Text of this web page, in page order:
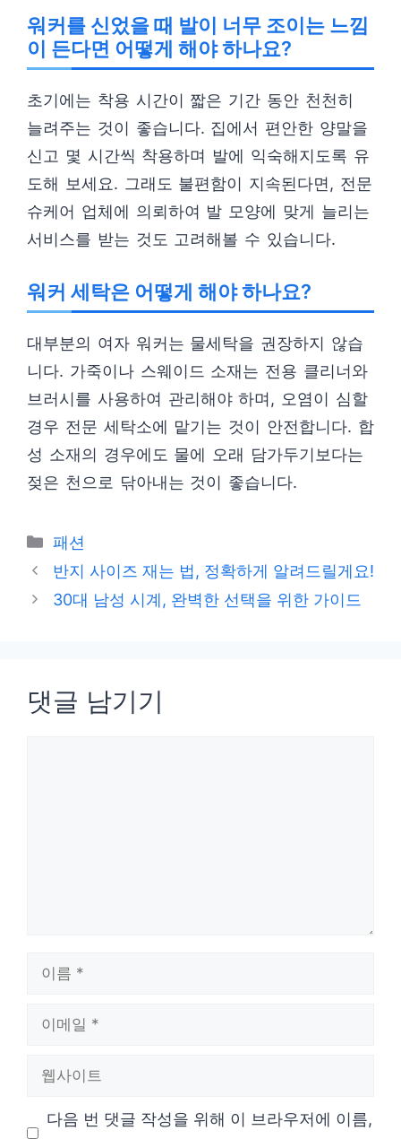
워커를 신었을 때 발이 너무 조이는 느낌
이 든다면 어떻게 해야 하나요?
초기에는 착용 시간이 짧은 기간 동안 천천히
늘려주는 것이 좋습니다. 집에서 편안한 양말을
신고 몇 시간씩 착용하며 발에 익숙해지도록 유
도해 보세요. 그래도 불편함이 지속된다면, 전문
슈케어 업체에 의뢰하여 발 모양에 맞게 늘리는
서비스를 받는 것도 고려해볼 수 있습니다.
워커 세탁은 어떻게 해야 하나요?
대부분의 여자 워커는 물세탁을 권장하지 않습
니다. 가죽이나 스웨이드 소재는 전용 클리너와
브러시를 사용하여 관리해야 하며, 오염이 심할
경우 전문 세탁소에 맡기는 것이 안전합니다. 합
성 소재의 경우에도 물에 오래 담가두기보다는
젖은 천으로 닦아내는 것이 좋습니다.
카
테
리
패션
반지 사이즈 재는 법, 정확하게 알려드릴게요!
30대 남성 시계, 완벽한 선택을 위한 가이드
댓글 남기기
다음 번 댓글 작성을 위해 이 브라우저에 이름,